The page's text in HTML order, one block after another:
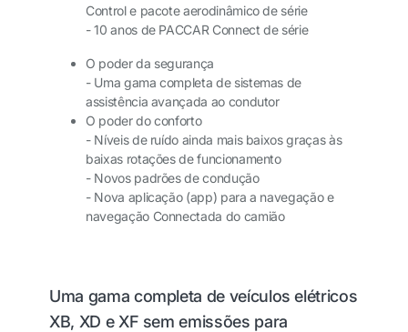
Control e pacote aerodinâmico de série
- 10 anos de PACCAR Connect de série
O poder da segurança
- Uma gama completa de sistemas de
assistência avançada ao condutor
O poder do conforto
- Níveis de ruído ainda mais baixos graças às
baixas rotações de funcionamento
- Novos padrões de condução
- Nova aplicação (app) para a navegação e
navegação Connectada do camião
Uma gama completa de veículos elétricos
XB, XD e XF sem emissões para